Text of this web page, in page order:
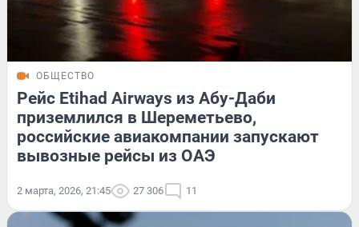
ОБЩЕСТВО
Рейс Etihad Airways из Абу-Даби
приземлился в Шереметьево,
российские авиакомпании запускают
вывозные рейсы из ОАЭ
2 марта, 2026, 21:45 27 306 11